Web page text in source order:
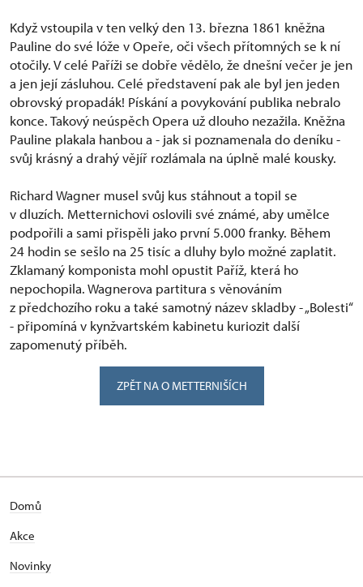
Když vstoupila v ten velký den 13. března 1861 kněžna
Pauline do své lóže v Opeře, oči všech přítomných se k ní
otočily. V celé Paříži se dobře vědělo, že dnešní večer je jen
a jen její zásluhou. Celé představení pak ale byl jen jeden
obrovský propadák! Pískání a povykování publika nebralo
konce. Takový neúspěch Opera už dlouho nezažila. Kněžna
Pauline plakala hanbou a - jak si poznamenala do deníku -
svůj krásný a drahý vějíř rozlámala na úplně malé kousky.
Richard Wagner musel svůj kus stáhnout a topil se
v dluzích. Metternichovi oslovili své známé, aby umělce
podpořili a sami přispěli jako první 5.000 franky. Během
24 hodin se sešlo na 25 tisíc a dluhy bylo možné zaplatit.
Zklamaný komponista mohl opustit Paříž, která ho
nepochopila. Wagnerova partitura s věnováním
z předchozího roku a také samotný název skladby - „Bolesti“
- připomíná v kynžvartském kabinetu kuriozit další
zapomenutý příběh.
ZPĚT NA O METTERNIŠÍCH
Domů
Akce
Novinky